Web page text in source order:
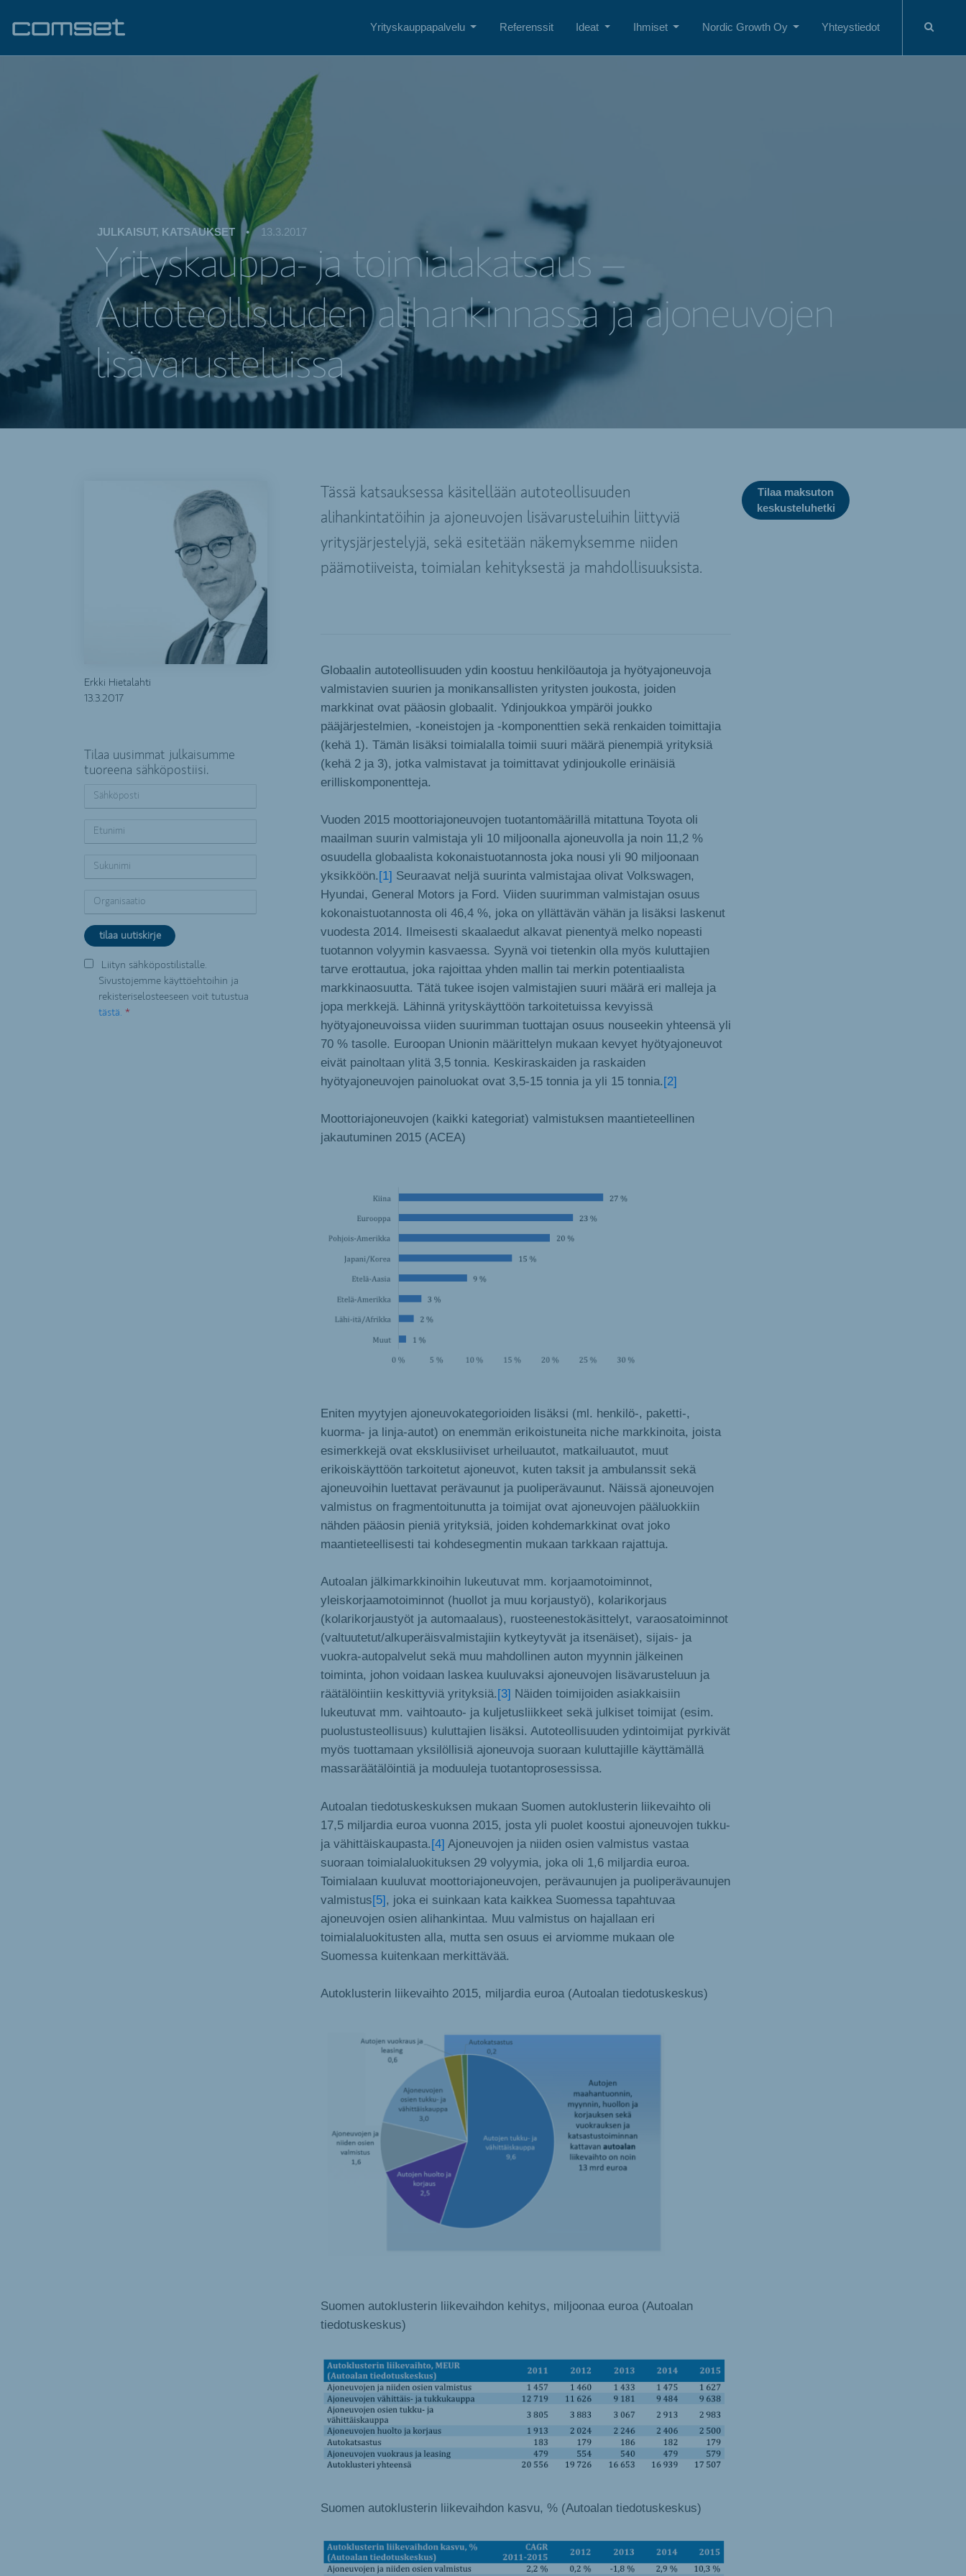
Yrityskauppapalvelu Referenssit Ideat Ihmiset Nordic Growth Oy Yhteystiedot
JULKAISUT, KATSAUKSET • 13.3.2017
Yrityskauppa- ja toimialakatsaus –
Autoteollisuuden alihankinnassa ja ajoneuvojen
lisävarusteluissa
Erkki Hietalahti
13.3.2017
Tilaa uusimmat julkaisumme
tuoreena sähköpostiisi.
Liityn sähköpostilistalle.
Sivustojemme käyttöehtoihin ja
rekisteriselosteeseen voit tutustua
tästä. *
Tilaa maksuton
keskusteluhetki
Tässä katsauksessa käsitellään autoteollisuuden
alihankintatöihin ja ajoneuvojen lisävarusteluihin liittyviä
yritysjärjestelyjä, sekä esitetään näkemyksemme niiden
päämotiiveista, toimialan kehityksestä ja mahdollisuuksista.
Globaalin autoteollisuuden ydin koostuu henkilöautoja ja hyötyajoneuvoja
valmistavien suurien ja monikansallisten yritysten joukosta, joiden
markkinat ovat pääosin globaalit. Ydinjoukkoa ympäröi joukko
pääjärjestelmien, -koneistojen ja -komponenttien sekä renkaiden toimittajia
(kehä 1). Tämän lisäksi toimialalla toimii suuri määrä pienempiä yrityksiä
(kehä 2 ja 3), jotka valmistavat ja toimittavat ydinjoukolle erinäisiä
erilliskomponentteja.
Vuoden 2015 moottoriajoneuvojen tuotantomäärillä mitattuna Toyota oli
maailman suurin valmistaja yli 10 miljoonalla ajoneuvolla ja noin 11,2 %
osuudella globaalista kokonaistuotannosta joka nousi yli 90 miljoonaan
yksikköön.[1] Seuraavat neljä suurinta valmistajaa olivat Volkswagen,
Hyundai, General Motors ja Ford. Viiden suurimman valmistajan osuus
kokonaistuotannosta oli 46,4 %, joka on yllättävän vähän ja lisäksi laskenut
vuodesta 2014. Ilmeisesti skaalaedut alkavat pienentyä melko nopeasti
tuotannon volyymin kasvaessa. Syynä voi tietenkin olla myös kuluttajien
tarve erottautua, joka rajoittaa yhden mallin tai merkin potentiaalista
markkinaosuutta. Tätä tukee isojen valmistajien suuri määrä eri malleja ja
jopa merkkejä. Lähinnä yrityskäyttöön tarkoitetuissa kevyissä
hyötyajoneuvoissa viiden suurimman tuottajan osuus nouseekin yhteensä yli
70 % tasolle. Euroopan Unionin määrittelyn mukaan kevyet hyötyajoneuvot
eivät painoltaan ylitä 3,5 tonnia. Keskiraskaiden ja raskaiden
hyötyajoneuvojen painoluokat ovat 3,5-15 tonnia ja yli 15 tonnia.[2]
Moottoriajoneuvojen (kaikki kategoriat) valmistuksen maantieteellinen
jakautuminen 2015 (ACEA)
Eniten myytyjen ajoneuvokategorioiden lisäksi (ml. henkilö-, paketti-,
kuorma- ja linja-autot) on enemmän erikoistuneita niche markkinoita, joista
esimerkkejä ovat eksklusiiviset urheiluautot, matkailuautot, muut
erikoiskäyttöön tarkoitetut ajoneuvot, kuten taksit ja ambulanssit sekä
ajoneuvoihin luettavat perävaunut ja puoliperävaunut. Näissä ajoneuvojen
valmistus on fragmentoitunutta ja toimijat ovat ajoneuvojen pääluokkiin
nähden pääosin pieniä yrityksiä, joiden kohdemarkkinat ovat joko
maantieteellisesti tai kohdesegmentin mukaan tarkkaan rajattuja.
Autoalan jälkimarkkinoihin lukeutuvat mm. korjaamotoiminnot,
yleiskorjaamotoiminnot (huollot ja muu korjaustyö), kolarikorjaus
(kolarikorjaustyöt ja automaalaus), ruosteenestokäsittelyt, varaosatoiminnot
(valtuutetut/alkuperäisvalmistajiin kytkeytyvät ja itsenäiset), sijais- ja
vuokra-autopalvelut sekä muu mahdollinen auton myynnin jälkeinen
toiminta, johon voidaan laskea kuuluvaksi ajoneuvojen lisävarusteluun ja
räätälöintiin keskittyviä yrityksiä. [3]
Näiden toimijoiden asiakkaisiin
lukeutuvat mm. vaihtoauto- ja kuljetusliikkeet sekä julkiset toimijat (esim.
puolustusteollisuus) kuluttajien lisäksi. Autoteollisuuden ydintoimijat pyrkivät
myös tuottamaan yksilöllisiä ajoneuvoja suoraan kuluttajille käyttämällä
massaräätälöintiä ja moduuleja tuotantoprosessissa.
Autoalan tiedotuskeskuksen mukaan Suomen autoklusterin liikevaihto oli
17,5 miljardia euroa vuonna 2015, josta yli puolet koostui ajoneuvojen tukku-
ja vähittäiskaupasta.[4] Ajoneuvojen ja niiden osien valmistus vastaa
suoraan toimialaluokituksen 29 volyymia, joka oli 1,6 miljardia euroa.
Toimialaan kuuluvat moottoriajoneuvojen, perävaunujen ja puoliperävaunujen
valmistus[5], joka ei suinkaan kata kaikkea Suomessa tapahtuvaa
ajoneuvojen osien alihankintaa. Muu valmistus on hajallaan eri
toimialaluokitusten alla, mutta sen osuus ei arviomme mukaan ole
Suomessa kuitenkaan merkittävää.
Autoklusterin liikevaihto 2015, miljardia euroa (Autoalan tiedotuskeskus)
Suomen autoklusterin liikevaihdon kehitys, miljoonaa euroa (Autoalan
tiedotuskeskus)
Suomen autoklusterin liikevaihdon kasvu, % (Autoalan tiedotuskeskus)